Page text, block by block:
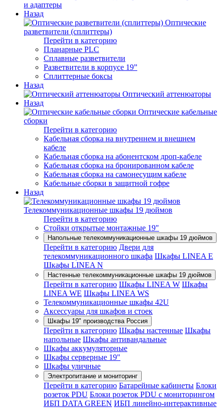
и адаптеры
Назад
Оптические
разветвители (сплиттеры)
Перейти в категорию
Планарные PLC
Сплавные разветвители
Разветвители в корпусе 19”
Сплиттерные боксы
Назад
Оптический аттенюаторы
Назад
Оптические кабельные
сборки
Перейти в категорию
Кабельная сборка на внутреннем и внешнем
кабеле
Кабельная сборка на абонентском дроп-кабеле
Кабельная сборка на бронированном кабеле
Кабельная сборка на самонесущим кабеле
Кабельные сборки в защитной гофре
Назад
Телекоммуникационные шкафы 19 дюймов
Перейти в категорию
Стойки открытые монтажные 19"
Напольные телекоммуникационные шкафы 19 дюймов
Перейти в категорию Двери для
телекоммуникационного шкафа Шкафы LINEA E
Шкафы LINEA N
Настенные телекоммуникационные шкафы 19 дюймов
Перейти в категорию Шкафы LINEA W Шкафы
LINEA WE Шкафы LINEA WS
Телекоммуникационные шкафы 42U
Аксессуары для шкафов и стоек
Шкафы 19" производства Россия
Перейти в категорию Шкафы настенные Шкафы
напольные Шкафы антивандальные
Шкафы аккумуляторные
Шкафы серверные 19"
Шкафы уличные
Электропитание и мониторинг
Перейти в категорию Батарейные кабинеты Блоки
розеток PDU Блоки розеток PDU с мониторингом
ИБП DATA GREEN ИБП линейно-интерактивные